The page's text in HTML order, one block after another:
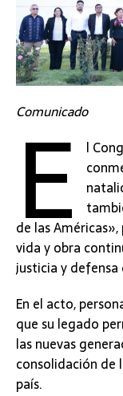
Comunicado
E l
de las
vida y obra
justicia y defensa
En el acto,
que su legado
las nuevas
consolidación de
país.